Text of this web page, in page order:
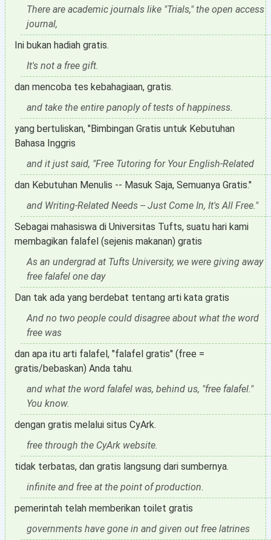
There are academic journals like "Trials," the open access
journal,
Ini bukan hadiah gratis.
It's not a free gift.
dan mencoba tes kebahagiaan, gratis.
and take the entire panoply of tests of happiness.
yang bertuliskan, "Bimbingan Gratis untuk Kebutuhan
Bahasa Inggris
and it just said, "Free Tutoring for Your English-Related
dan Kebutuhan Menulis -- Masuk Saja, Semuanya Gratis."
and Writing-Related Needs -- Just Come In, It's All Free."
Sebagai mahasiswa di Universitas Tufts, suatu hari kami
membagikan falafel (sejenis makanan) gratis
As an undergrad at Tufts University, we were giving away
free falafel one day
Dan tak ada yang berdebat tentang arti kata gratis
And no two people could disagree about what the word
free was
dan apa itu arti falafel, "falafel gratis" (free =
gratis/bebaskan) Anda tahu.
and what the word falafel was, behind us, "free falafel."
You know.
dengan gratis melalui situs CyArk.
free through the CyArk website.
tidak terbatas, dan gratis langsung dari sumbernya.
infinite and free at the point of production.
pemerintah telah memberikan toilet gratis
governments have gone in and given out free latrines